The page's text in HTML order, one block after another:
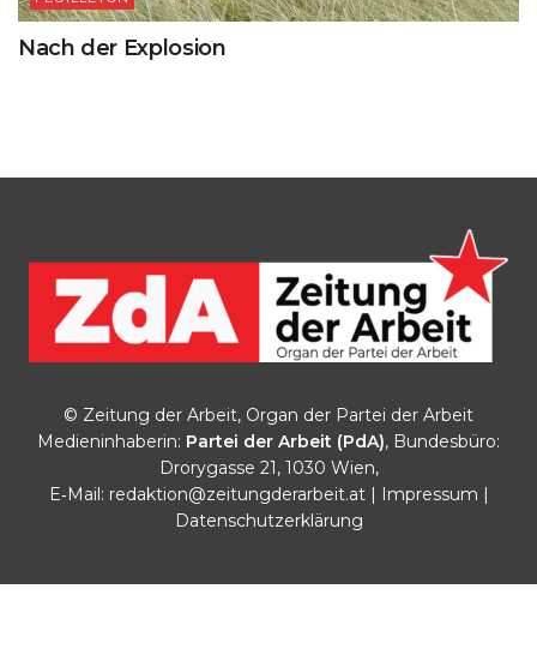
Nach der Explosion
© Zeitung der Arbeit, Organ der Partei der Arbeit
Medieninhaberin: Partei der Arbeit (PdA), Bundesbüro:
Drorygasse 21, 1030 Wien,
E‑Mail: redaktion@zeitungderarbeit.at| Impressum |
Datenschutzerklärung